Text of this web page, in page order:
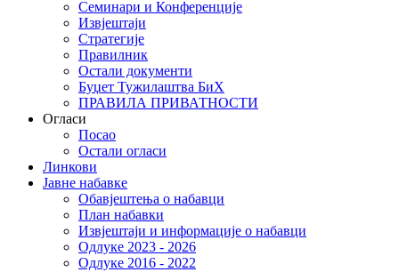
Семинари и Конференције
Извјештаји
Стратегије
Правилник
Остали документи
Буџет Тужилаштва БиХ
ПРАВИЛА ПРИВАТНОСТИ
Огласи
Посао
Остали огласи
Линкови
Јавне набавке
Обавјештења о набавци
План набавки
Извјештаји и информације о набавци
Одлуке 2023 - 2026
Одлуке 2016 - 2022